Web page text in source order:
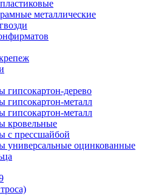
металлические
гипсокартон-дерево
гипсокартон-металл
гипсокартон-металл
кровельные
с прессшайбой
универсальные оцинкованные